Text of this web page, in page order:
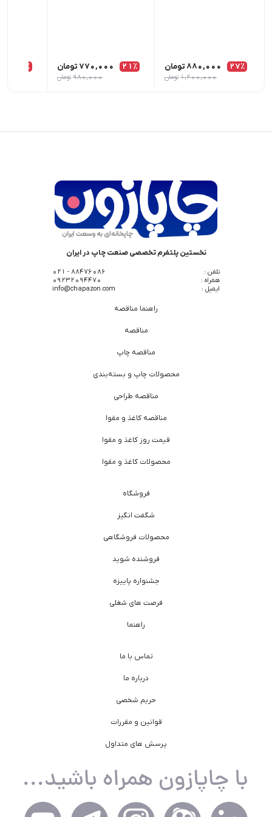
27٪ 880,000 تومان
1,200,000 تومان
21٪ 770,000 تومان
980,000 تومان
15٪
نخستین پلتفرم تخصصی صنعت چاپ در ایران
تلفن :
88476086 - 021
همراه :
09232094470
ایمیل :
info@chapazon.com
راهنما مناقصه
مناقصه
مناقصه چاپ
محصولات چاپ و بسته‌بندی
مناقصه طراحی
مناقصه کاغذ و مقوا
قیمت روز کاغذ و مقوا
محصولات کاغذ و مقوا
فروشگاه
شگفت انگیز
محصولات فروشگاهی
فروشنده شوید
جشنواره پاییزه
فرصت های شغلی
راهنما
تماس با ما
درباره ما
حریم شخصی
قوانین و مقررات
پرسش های متداول